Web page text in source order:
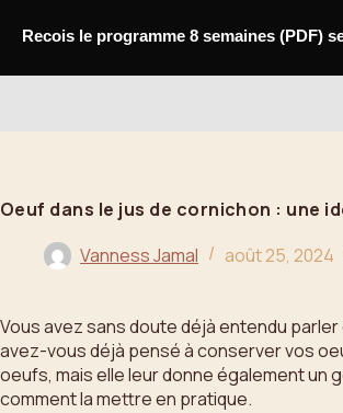
Oeuf dans le jus de cornichon : une
Vanness Jamal
août 25, 2024
Vous avez sans doute déjà entendu
avez-vous déjà pensé à conserver vos
oeufs, mais elle leur donne également
comment la mettre en pratique.
Recois le programme 8 semaines (PDF)